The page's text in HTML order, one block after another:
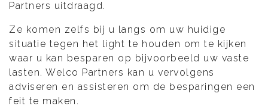
Partners uitdraagd.
Ze komen zelfs bij u langs om uw huidige
situatie tegen het light te houden om te kijken
waar u kan besparen op bijvoorbeeld uw vaste
lasten. Welco Partners kan u vervolgens
adviseren en assisteren om de besparingen een
feit te maken.